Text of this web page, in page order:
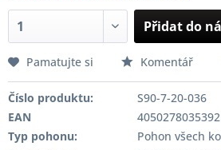
Přidat do
Pamatujte si Komentář
Číslo produktu:
S90-7-20-036
EAN
4050278035392
Typ pohonu:
Pohon všech